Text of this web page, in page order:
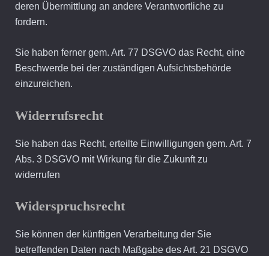
deren Übermittlung an andere Verantwortliche zu
fordern.
Sie haben ferner gem. Art. 77 DSGVO das Recht, eine
Beschwerde bei der zuständigen Aufsichtsbehörde
einzureichen.
Widerrufsrecht
Sie haben das Recht, erteilte Einwilligungen gem. Art. 7
Abs. 3 DSGVO mit Wirkung für die Zukunft zu
widerrufen
Widerspruchsrecht
Sie können der künftigen Verarbeitung der Sie
betreffenden Daten nach Maßgabe des Art. 21 DSGVO